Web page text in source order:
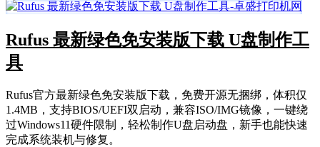
Rufus 最新绿色免安装版下载 U盘制作工
具
Rufus官方最新绿色免安装版下载，免费开源无捆绑，体积仅
1.4MB，支持BIOS/UEFI双启动，兼容ISO/IMG镜像，一键绕
过Windows11硬件限制，轻松制作U盘启动盘，新手也能快速
完成系统装机与修复。